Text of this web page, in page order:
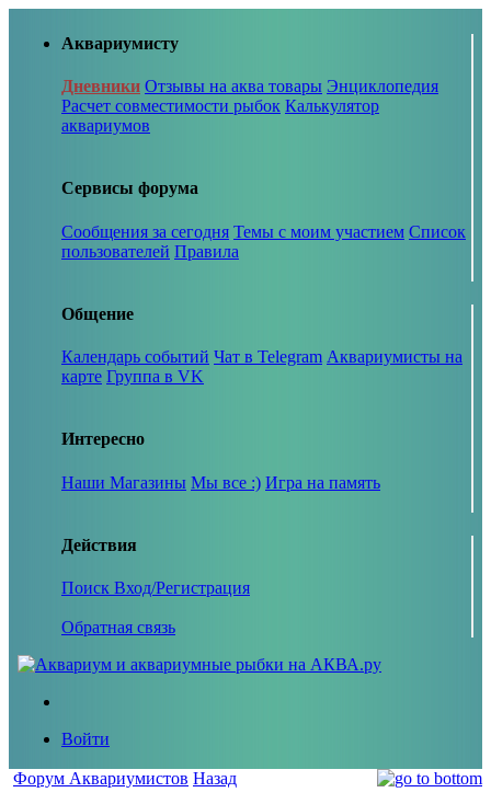
Аквариумисту
Дневники Отзывы на аква товары Энциклопедия
Расчет совместимости рыбок Калькулятор
аквариумов
Сервисы форума
Сообщения за сегодня Темы с моим участием Список
пользователей Правила
Общение
Календарь событий Чат в Telegram Аквариумисты на
карте Группа в VK
Интересно
Наши Магазины Мы все :) Игра на память
Действия
Поиск Вход/Регистрация
Обратная связь
Войти
Форум Аквариумистов Назад